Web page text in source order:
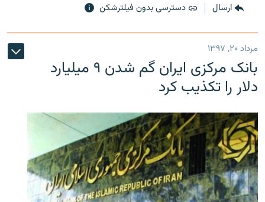
ارسال دسترسی بدون فیلترشکن
مرداد ۲۰, ۱۳۹۷
بانک مرکزی ایران گم شدن ۹ میلیارد
دلار را تکذیب کرد